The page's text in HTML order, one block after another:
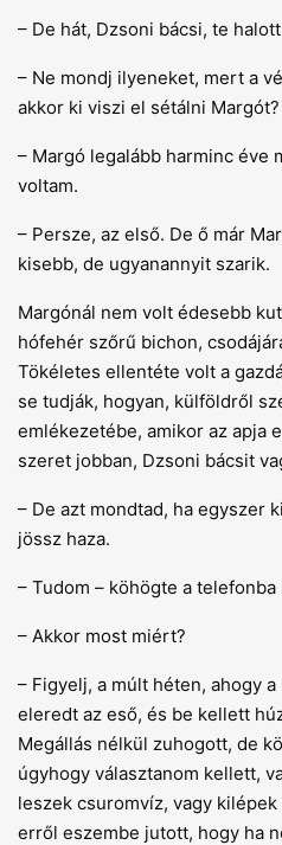
– De hát, Dzsoni bácsi, te
– Ne mondj ilyeneket, mert a
akkor ki viszi el sétálni Margót?
– Margó legalább harminc éve
voltam.
– Persze, az első. De ő már
kisebb, de ugyanannyit szarik.
Margónál nem volt édesebb
hófehér szőrű bichon,
Tökéletes ellentéte volt a
se tudják, hogyan, külföldről
emlékezetébe, amikor az apja
szeret jobban, Dzsoni bácsit
– De azt mondtad, ha egyszer
jössz haza.
– Tudom – köhögte a telefonba
– Akkor most miért?
– Figyelj, a múlt héten, ahogy
eleredt az eső, és be kellett
Megállás nélkül zuhogott, de
úgyhogy választanom kellett,
leszek csuromvíz, vagy
erről eszembe jutott, hogy ha